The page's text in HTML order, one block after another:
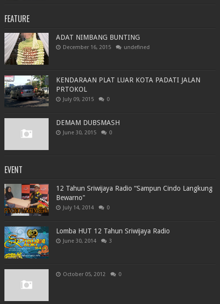
FEATURE
ADAT NIMBANG BUNTING
December 16, 2015 undefined
KENDARAAN PLAT LUAR KOTA PADATI JALAN
PRTOKOL
July 09, 2015 0
DEMAM DUBSMASH
June 30, 2015 0
EVENT
12 Tahun Sriwijaya Radio “Sampun Cindo Langkung
Bewarno"
July 14, 2014 0
Lomba HUT 12 Tahun Sriwijaya Radio
June 30, 2014 3
October 05, 2012 0